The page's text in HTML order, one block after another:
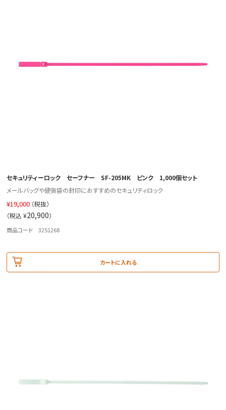
セキュリティーロック セーフナー SF-205MK ピンク 1,000個セット
メールバッグや硬貨袋の封印におすすめのセキュリティロック
¥19,000 （税抜）
（税込 ¥20,900）
商品コード 3251268
カートに入れる